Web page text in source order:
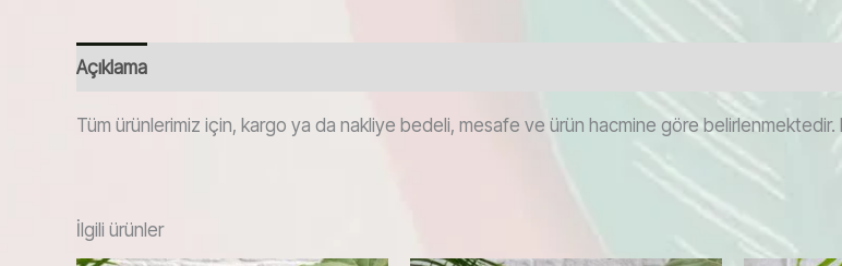
Açıklama
Tüm ürünlerimiz için, kargo ya da nakliye bedeli, mesafe ve ürün hacmine göre
İlgili ürünler